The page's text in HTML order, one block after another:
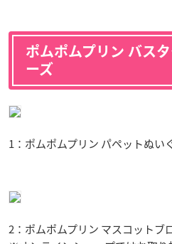
ポムポムプリン バス
ーズ
1：ポムポムプリン パペットぬい
2：ポムポムプリン マスコットブ